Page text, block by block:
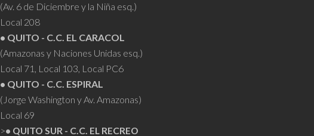
página
producto
(Av. 6 de Diciembre y la Niña esq.)
Local 208
• QUITO - C.C. EL CARACOL
(Amazonas y Naciones Unidas esq.)
Local 71, Local 103, Local PC6
• QUITO - C.C. ESPIRAL
(Jorge Washington y Av. Amazonas)
Local 69
>• QUITO SUR - C.C. EL RECREO